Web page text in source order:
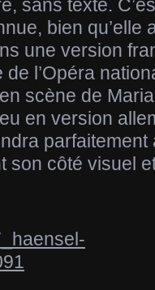
sans texte.
bien qu’elle
une version
l’Opéra
scène de
en version
parfaitement
son côté visuel